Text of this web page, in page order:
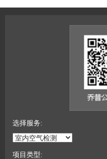
选择服务:
项目类型: